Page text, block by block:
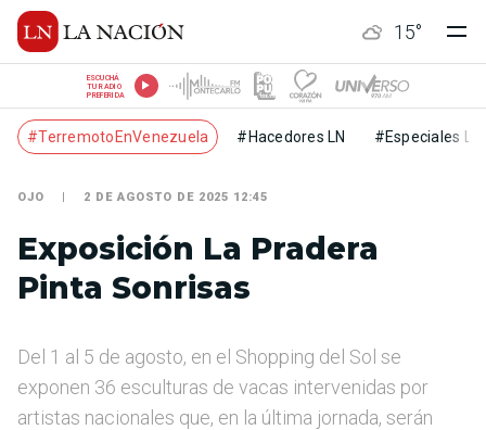
15°
ESCUCHÁ
TU RADIO
PREFERIDA
#TerremotoEnVenezuela #Hacedores LN #Especiales LN
OJO 2 DE AGOSTO DE 2025 12:45
Exposición La Pradera
Pinta Sonrisas
Del 1 al 5 de agosto, en el Shopping del Sol se
exponen 36 esculturas de vacas intervenidas por
artistas nacionales que, en la última jornada, serán